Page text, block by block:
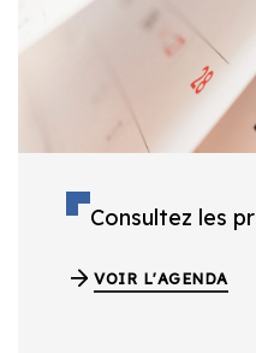
Consultez les
VOIR L'AGENDA